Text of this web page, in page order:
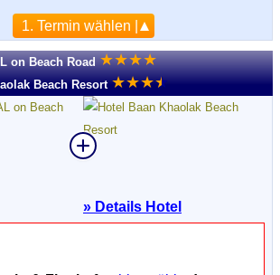
1. Termin wählen |
on Beach Road ★★★★
Beach Resort ★★★★
★
» Details Hotel